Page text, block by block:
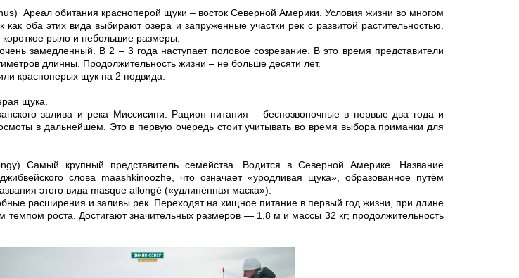
Ареал обитания красноперой щуки – восток Северной Америки. Условия жизни во многом
оба этих вида выбирают озера и запруженные участки рек с развитой растительностью.
рыло и небольшие размеры.
замедленный. В 2 – 3 года наступает половое созревание. В это время представители
длинны. Продолжительность жизни – не больше десяти лет.
красноперых щук на 2 подвида:
щука.
залива и река Миссисипи. Рацион питания – беспозвоночные в первые два года и
в дальнейшем. Это в первую очередь стоит учитывать во время выбора приманки для
Самый крупный представитель семейства. Водится в Северной Америке. Название
слова maashkinoozhe, что означает «уродливая щука», образованное путём
этого вида masque allongé («удлинённая маска»).
расширения и заливы рек. Переходят на хищное питание в первый год жизни, при длине
темпом роста. Достигают значительных размеров — 1,8 м и массы 32 кг; продолжительность